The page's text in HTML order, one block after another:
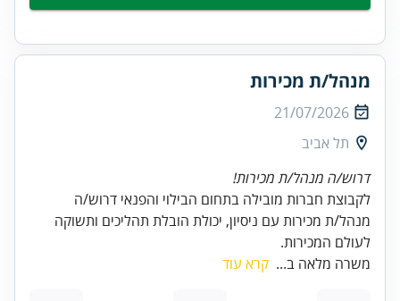
מנהל/ת מכירות
21/07/2026
תל אביב
דרוש/ה מנהל/ת מכירות!
לקבוצת חברות מובילה בתחום הבילוי והפנאי דרוש/ה
מנהל/ת מכירות עם ניסיון, יכולת הובלת תהליכים ותשוקה
לעולם המכירות.
משרה מלאה ב... קרא עוד